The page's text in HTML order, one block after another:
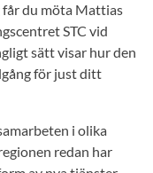
du möta Mattias
STC vid
sätt visar hur den
för just ditt
i olika
redan har